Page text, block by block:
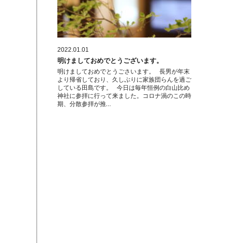
2022.01.01
明けましておめでとうございます。
明けましておめでとうごさいます。 長男が年末
より帰省しており、久しぶりに家族団らんを過ご
している田島です。 今日は毎年恒例の白山比め
神社に参拝に行って来ました。コロナ渦のこの時
期、分散参拝が推…